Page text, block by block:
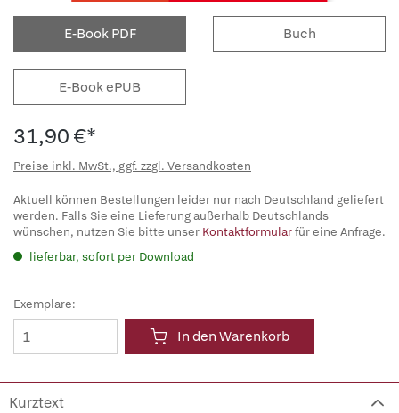
E-Book PDF Buch
E-Book ePUB
31,90 €*
Preise inkl. MwSt., ggf. zzgl. Versandkosten
Aktuell können Bestellungen leider nur nach Deutschland geliefert
werden. Falls Sie eine Lieferung außerhalb Deutschlands
wünschen, nutzen Sie bitte unser Kontaktformularfür eine Anfrage.
lieferbar, sofort per Download
Exemplare:
In den Warenkorb
Kurztext